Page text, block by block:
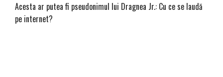
Acesta ar putea fi pseudonimul lui Dragnea Jr.: Cu ce se laudă
pe internet?